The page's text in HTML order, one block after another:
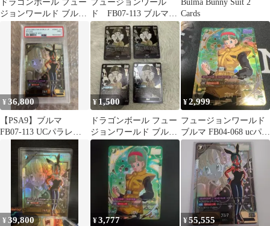
ドラゴンボール フュー
ジョンワールド ブルマ
フュージョンワール
ド FB07-113 ブルマ
スーパーコンボパラレ
Bulma Bunny Suit 2
Cards
¥36,800
【PSA9】ブルマ
FB07-113 UCパラレ
¥ 1,500
ドラゴンボール フュー
ジョンワールド ブルマ
4枚セット
¥2,999
フュージョンワールド
ブルマ FB04-068 ucパラ
レル
¥39,800 ¥3,777 ¥55,555